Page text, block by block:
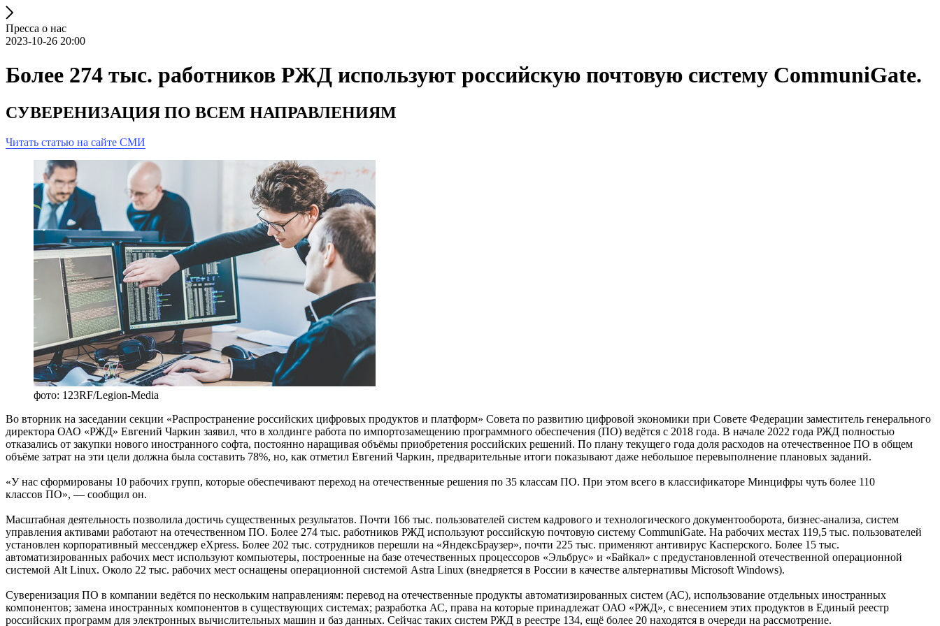
Пресса о нас
2023-10-26 20:00
Более 274 тыс. работников РЖД используют российскую почтовую систему CommuniGate.
СУВЕРЕНИЗАЦИЯ ПО ВСЕМ НАПРАВЛЕНИЯМ
Читать статью на сайте СМИ
фото: 123RF/Legion-Media
Во вторник на заседании секции «Распространение российских цифровых продуктов и платформ» Совета по развитию цифровой экономики при Совете Федерации заместитель генерального
директора ОАО «РЖД» Евгений Чаркин заявил, что в холдинге работа по импортозамещению программного обеспечения (ПО) ведётся с 2018 года. В начале 2022 года РЖД полностью
отказались от закупки нового иностранного софта, постоянно наращивая объёмы приобретения российских решений. По плану текущего года доля расходов на отечественное ПО в общем
объёме затрат на эти цели должна была составить 78%, но, как отметил Евгений Чаркин, предварительные итоги показывают даже небольшое перевыполнение плановых заданий.
«У нас сформированы 10 рабочих групп, которые обеспечивают переход на отечественные решения по 35 классам ПО. При этом всего в классификаторе Минцифры чуть более 110
классов ПО», — сообщил он.
Масштабная деятельность позволила достичь существенных результатов. Почти 166 тыс. пользователей систем кадрового и технологического документооборота, бизнес-анализа, систем
управления активами работают на отечественном ПО. Более 274 тыс. работников РЖД используют российскую почтовую систему CommuniGate. На рабочих местах 119,5 тыс. пользователей
установлен корпоративный мессенджер eXpress. Более 202 тыс. сотрудников перешли на «ЯндексБраузер», почти 225 тыс. применяют антивирус Касперского. Более 15 тыс.
автоматизированных рабочих мест используют компьютеры, построенные на базе отечественных процессоров «Эльбрус» и «Байкал» с предустановленной отечественной операционной
системой Alt Linux. Около 22 тыс. рабочих мест оснащены операционной системой Astra Linux (внедряется в России в качестве альтернативы Microsoft Windows).
Суверенизация ПО в компании ведётся по нескольким направлениям: перевод на отечественные продукты автоматизированных систем (АС), использование отдельных иностранных
компонентов; замена иностранных компонентов в существующих системах; разработка АС, права на которые принадлежат ОАО «РЖД», с внесением этих продуктов в Единый реестр
российских программ для электронных вычислительных машин и баз данных. Сейчас таких систем РЖД в реестре 134, ещё более 20 находятся в очереди на рассмотрение.